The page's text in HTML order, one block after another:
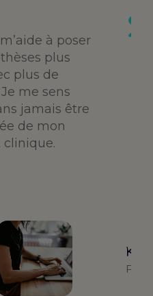
à poser
plus
plus de
me sens
jamais être
de mon